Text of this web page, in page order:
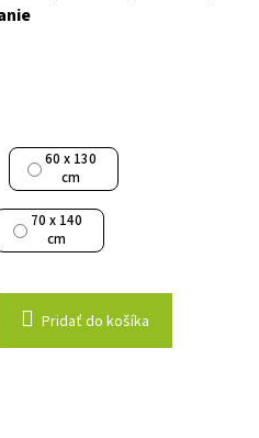
60 x 130
cm
70 x 140
cm
Pridať do košíka